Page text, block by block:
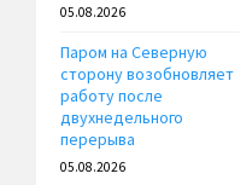
05.08.2026
Паром на Северную
сторону возобновляет
работу после
двухнедельного
перерыва
05.08.2026